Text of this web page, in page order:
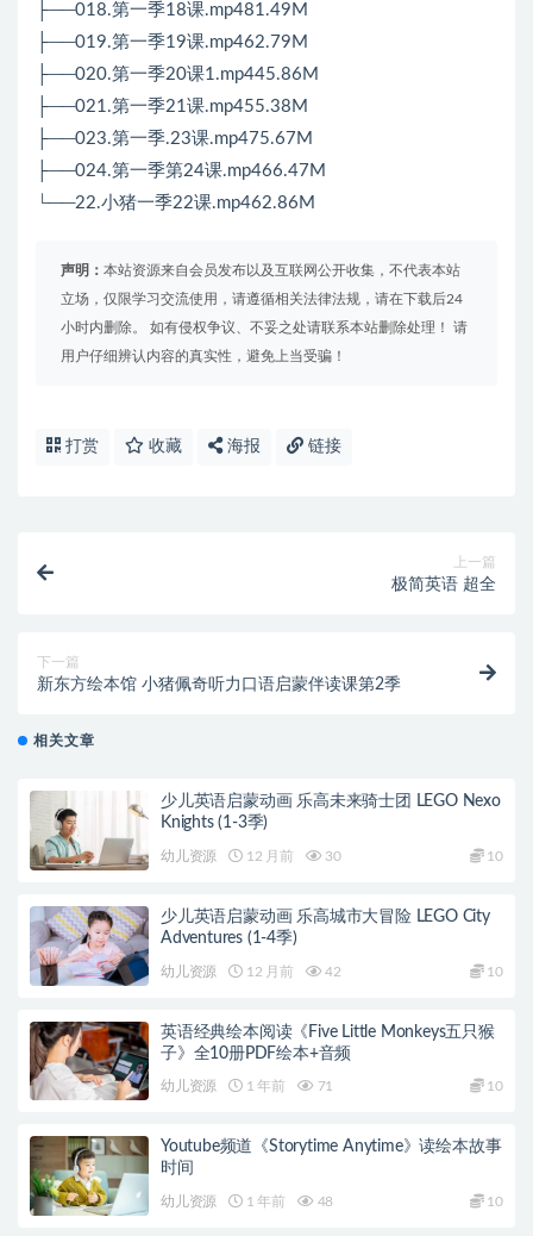
├──018.第一季18课.mp481.49M
├──019.第一季19课.mp462.79M
├──020.第一季20课1.mp445.86M
├──021.第一季21课.mp455.38M
├──023.第一季.23课.mp475.67M
├──024.第一季第24课.mp466.47M
└──22.小猪一季22课.mp462.86M
声明： 本站资源来自会员发布以及互联网公开收集，不代表本站
立场，仅限学习交流使用，请遵循相关法律法规，请在下载后24
小时内删除。 如有侵权争议、不妥之处请联系本站删除处理！ 请
用户仔细辨认内容的真实性，避免上当受骗！
打赏 收藏 海报 链接
上一篇
极简英语 超全
下一篇
新东方绘本馆 小猪佩奇听力口语启蒙伴读课第2季
相关文章
少儿英语启蒙动画 乐高未来骑士团 LEGO Nexo
Knights (1-3季)
幼儿资源 12 月前 30 10
少儿英语启蒙动画 乐高城市大冒险 LEGO City
Adventures (1-4季)
幼儿资源 12 月前 42 10
英语经典绘本阅读《Five Little Monkeys五只猴
子》全10册PDF绘本+音频
幼儿资源 1 年前 71 10
Youtube频道《Storytime Anytime》读绘本故事
时间
幼儿资源 1 年前 48 10